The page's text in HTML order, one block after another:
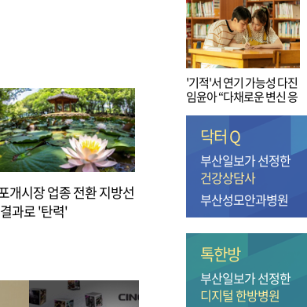
개시장 업종 전환 지방선
과로 '탄력'
'기적'서 연기 가능성 다진
임윤아 “다채로운 변신 응
닥터 Q
부산일보가 선정한
건강상담사
부산성모안과병원
톡한방
부산일보가 선정한
디지털 한방병원